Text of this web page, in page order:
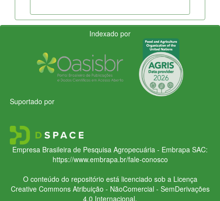
Indexado por
Suportado por
Empresa Brasileira de Pesquisa Agropecuária - Embrapa SAC:
https://www.embrapa.br/fale-conosco
O conteúdo do repositório está licenciado sob a Licença
Creative CommonsAtribuição - NãoComercial - SemDerivações
4.0 Internacional.